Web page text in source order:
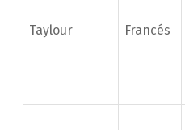
Taylour Francés